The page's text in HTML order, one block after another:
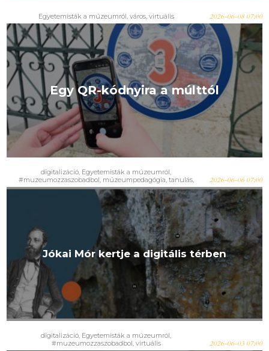
Egyetemisták a múzeumról, város, virtuális 2026-06-08 07:00
Egy QR-kódnyira a múlttól
digitalizáció, Egyetemisták a múzeumról,
#muzeumozzaszobadbol, múzeumpedagógia, tanulás,
virtuális
2026-06-06 07:00
Jókai Mór kertje a digitális térben
digitalizáció Egyetemisták a múzeumról
#muzeumozzaszobadbol virtuális 2026-06-03 07:00